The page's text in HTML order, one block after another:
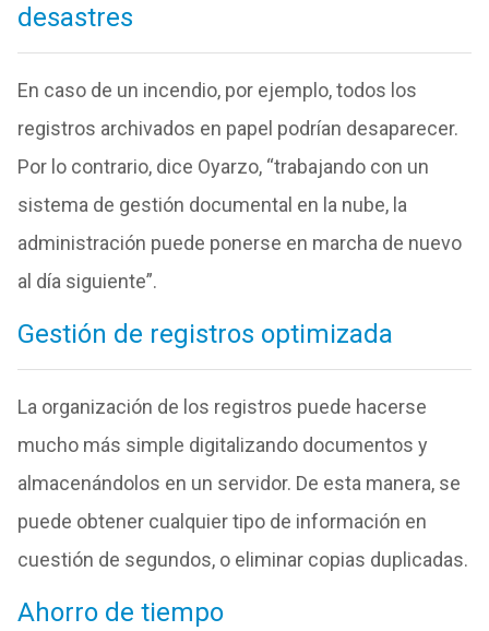
desastres
En caso de un incendio, por ejemplo, todos los
registros archivados en papel podrían desaparecer.
Por lo contrario, dice Oyarzo, “trabajando con un
sistema de gestión documental en la nube, la
administración puede ponerse en marcha de nuevo
al día siguiente”.
Gestión de registros optimizada
La organización de los registros puede hacerse
mucho más simple digitalizando documentos y
almacenándolos en un servidor. De esta manera, se
puede obtener cualquier tipo de información en
cuestión de segundos, o eliminar copias duplicadas.
Ahorro de tiempo